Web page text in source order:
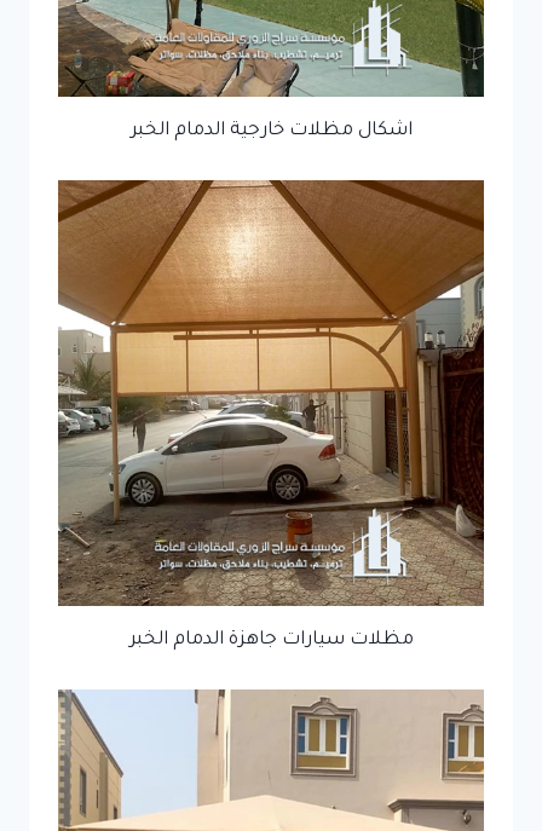
اشكال مظلات خارجية الدمام الخبر
مظلات سيارات جاهزة الدمام الخبر